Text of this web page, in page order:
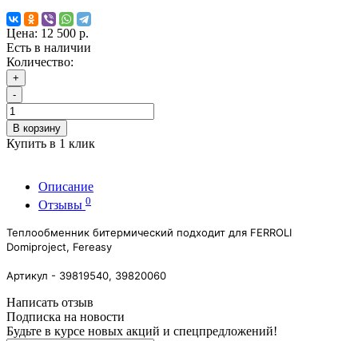
Цена: 12 500 р.
Есть в наличии
Количество:
+
-
В корзину
Купить в 1 клик
Описание
Отзывы 0
Теплообменник битермический подходит для FERROLI
Domiproject, Fereasy
Артикул - 39819540, 39820060
Написать отзыв
Подписка на новости
Будьте в курсе новых акций и спецпредложений!